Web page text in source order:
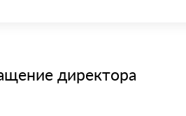
качества и количества заказанного
директора